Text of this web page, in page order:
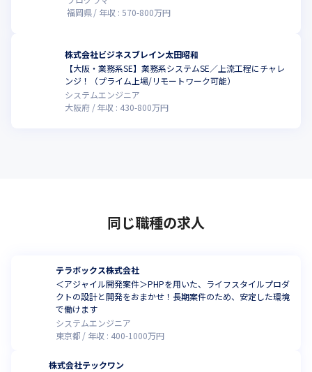
福岡県
年収 : 570-800万円
株式会社ビジネスブレイン太田昭和
【大阪・業務系SE】業務系システムSE／上流工程にチャレ
ンジ！（プライム上場/リモートワーク可能）
システムエンジニア
大阪府
年収 : 430-800万円
同じ職種の求人
テラボックス株式会社
＜アジャイル開発案件＞PHPを用いた、ライフスタイルプロダ
クトの設計と開発をおまかせ！長期案件のため、安定した環境
で働けます
システムエンジニア
東京都
年収 : 400-1000万円
株式会社テックワン